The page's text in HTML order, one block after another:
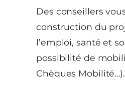
Des conseillers
construction du
l’emploi, santé et
possibilité de
Chèques Mobilité…).